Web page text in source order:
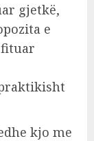
gjetkë,
e
kjo me